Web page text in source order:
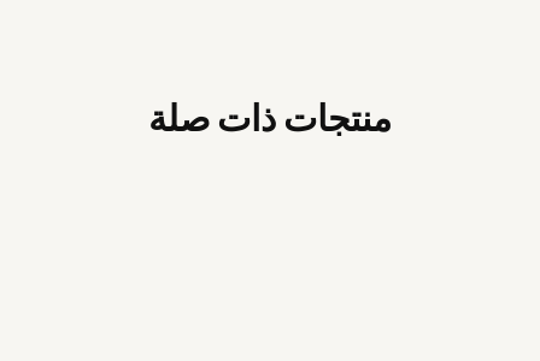
منتجات ذات صلة